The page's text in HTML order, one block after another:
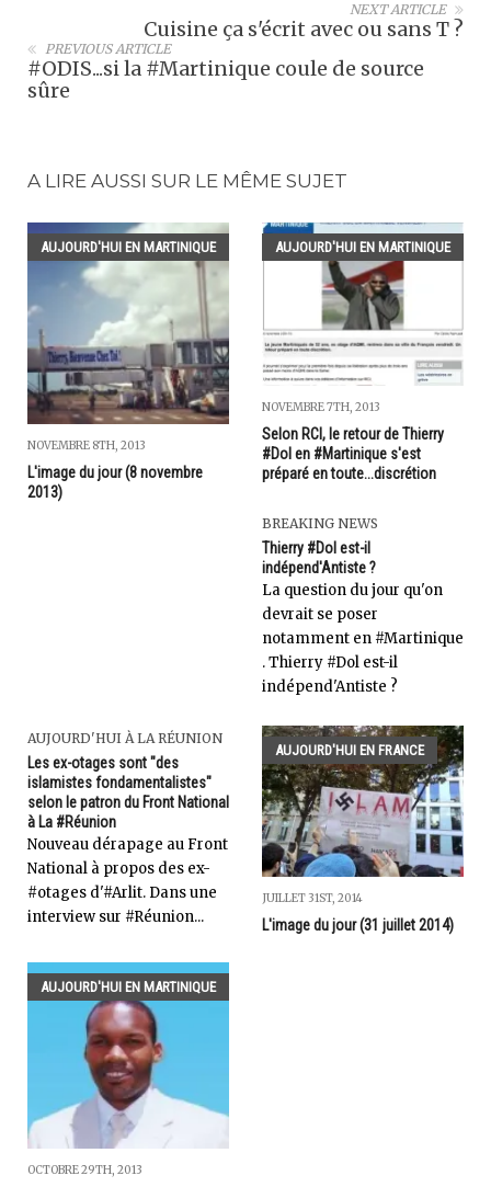
NEXT ARTICLE
Cuisine ça s'écrit avec ou sans T ?
PREVIOUS ARTICLE
#ODIS...si la #Martinique coule de source
sûre
A LIRE AUSSI SUR LE MÊME SUJET
AUJOURD'HUI EN MARTINIQUE
NOVEMBRE 8TH, 2013
L'image du jour (8 novembre
2013)
AUJOURD'HUI EN MARTINIQUE
NOVEMBRE 7TH, 2013
Selon RCI, le retour de Thierry
#Dol en #Martinique s'est
préparé en toute...discrétion
BREAKING NEWS
Thierry #Dol est-il
indépend'Antiste ?
La question du jour qu'on
devrait se poser
notamment en #Martinique
. Thierry #Dol est-il
indépend'Antiste ?
AUJOURD'HUI À LA RÉUNION
Les ex-otages sont "des
islamistes fondamentalistes"
selon le patron du Front National
à La #Réunion
Nouveau dérapage au Front
National à propos des ex-
#otages d'#Arlit. Dans une
interview sur #Réunion...
AUJOURD'HUI EN FRANCE
JUILLET 31ST, 2014
L'image du jour (31 juillet 2014)
AUJOURD'HUI EN MARTINIQUE
OCTOBRE 29TH, 2013